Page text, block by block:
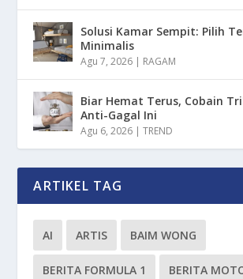
Solusi Kamar Sempit: Pilih
Minimalis
Agu 7, 2026 | RAGAM
Biar Hemat Terus, Cobain
Anti-Gagal Ini
Agu 6, 2026 |TREND
ARTIKEL TAG
AI ARTIS BAIM WONG
BERITA FORMULA 1 BERITA